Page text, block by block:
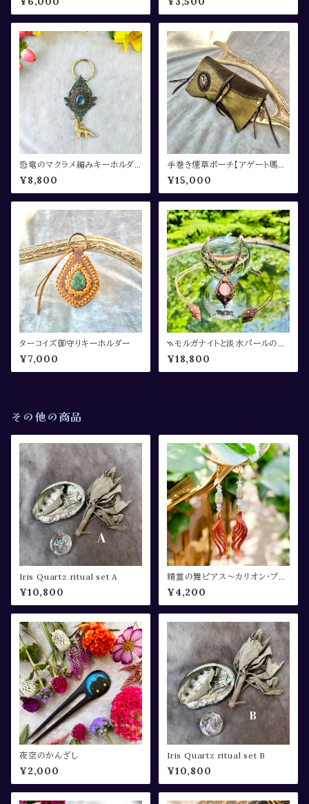
n〜
恐竜のマクラメ編みキーホルダ
ー《3EYE6SENSE×Sunshine
Spirit》
¥8,800
手巻き煙草ポーチ【アゲート瑪
瑙】
¥15,000
ターコイズ御守りキーホルダー
¥7,000
⳹モルガナイトと淡水パールのペ
ンダント⳼
¥18,800
その他の商品
Iris Quartz ritual set A
¥10,800
精霊の舞ピアス〜カリオン・ブル
ーレースアゲート・クリスタル〜
¥4,200
夜空のかんざし
¥2,000
Iris Quartz ritual set B
¥10,800